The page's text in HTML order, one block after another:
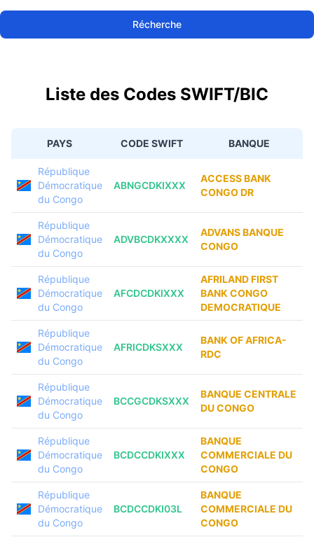
Récherche
Liste des Codes SWIFT/BIC
PAYS CODE SWIFT BANQUE
République
Démocratique
du Congo
ABNGCDKIXXX
ACCESS BANK
CONGO DR
République
Démocratique
du Congo
ADVBCDKXXXX
ADVANS BANQUE
CONGO
République
Démocratique
du Congo
AFCDCDKIXXX
AFRILAND FIRST
BANK CONGO
DEMOCRATIQUE
République
Démocratique
du Congo
AFRICDKSXXX
BANK OF AFRICA-
RDC
République
Démocratique
du Congo
BCCGCDKSXXX
BANQUE CENTRALE
DU CONGO
République
Démocratique
du Congo
BCDCCDKIXXX
BANQUE
COMMERCIALE DU
CONGO
République
Démocratique
du Congo
BCDCCDKI03L
BANQUE
COMMERCIALE DU
CONGO